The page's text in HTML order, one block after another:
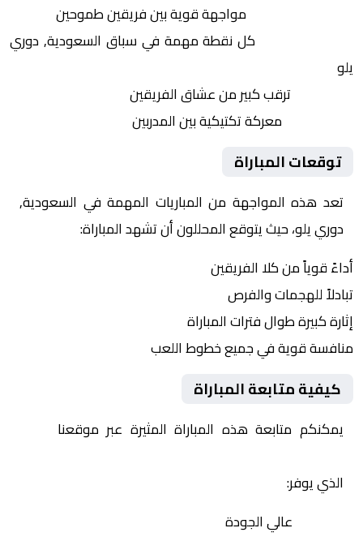
مواجهة قوية بين فريقين طموحين
كل نقطة مهمة في سباق السعودية, دوري
يلو
ترقب كبير من عشاق الفريقين
معركة تكتيكية بين المدربين
توقعات المباراة
تعد هذه المواجهة من المباريات المهمة في السعودية,
دوري يلو، حيث يتوقع المحللون أن تشهد المباراة:
أداءً قوياً من كلا الفريقين
تبادلاً للهجمات والفرص
إثارة كبيرة طوال فترات المباراة
منافسة قوية في جميع خطوط اللعب
كيفية متابعة المباراة
يمكنكم متابعة هذه المباراة المثيرة عبر موقعنا
الذي يوفر:
عالي الجودة